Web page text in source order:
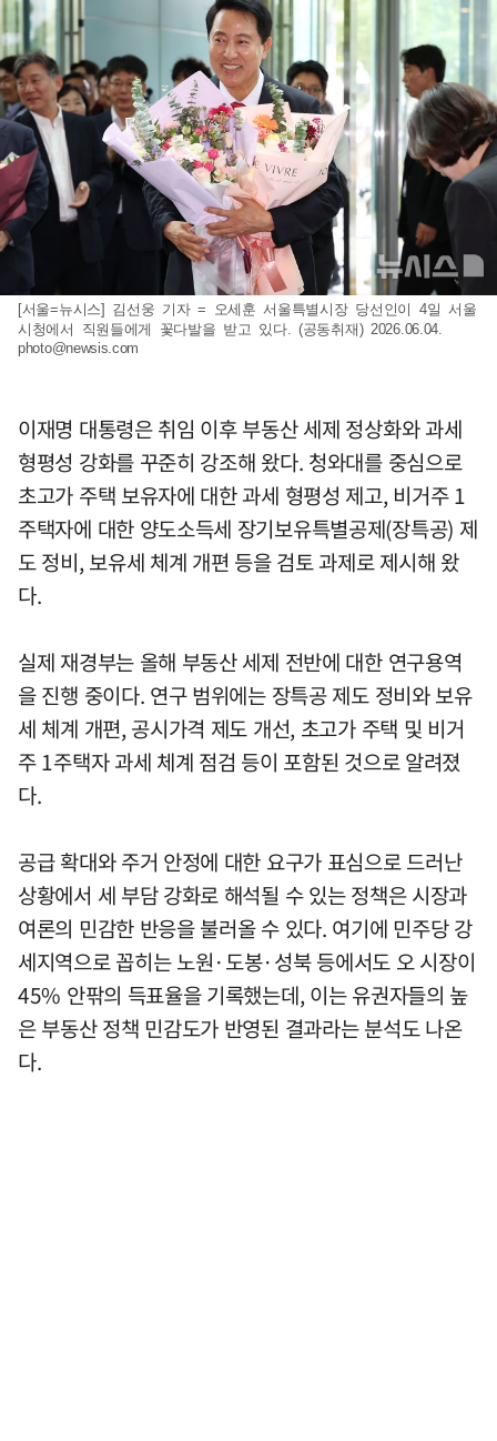
[서울=뉴시스] 김선웅 기자 = 오세훈 서울특별시장 당선인이 4일 서울
시청에서 직원들에게 꽃다발을 받고 있다. (공동취재) 2026.06.04.
photo@newsis.com
이재명 대통령은 취임 이후 부동산 세제 정상화와 과세
형평성 강화를 꾸준히 강조해 왔다. 청와대를 중심으로
초고가 주택 보유자에 대한 과세 형평성 제고, 비거주 1
주택자에 대한 양도소득세 장기보유특별공제(장특공) 제
도 정비, 보유세 체계 개편 등을 검토 과제로 제시해 왔
다.
실제 재경부는 올해 부동산 세제 전반에 대한 연구용역
을 진행 중이다. 연구 범위에는 장특공 제도 정비와 보유
세 체계 개편, 공시가격 제도 개선, 초고가 주택 및 비거
주 1주택자 과세 체계 점검 등이 포함된 것으로 알려졌
다.
공급 확대와 주거 안정에 대한 요구가 표심으로 드러난
상황에서 세 부담 강화로 해석될 수 있는 정책은 시장과
여론의 민감한 반응을 불러올 수 있다. 여기에 민주당 강
세지역으로 꼽히는 노원·도봉·성북 등에서도 오 시장이
45% 안팎의 득표율을 기록했는데, 이는 유권자들의 높
은 부동산 정책 민감도가 반영된 결과라는 분석도 나온
다.